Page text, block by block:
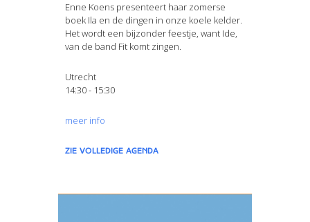
Enne Koens presenteert haar zomerse
boek Ila en de dingen in onze koele kelder.
Het wordt een bijzonder feestje, want Ide,
van de band Fit komt zingen.
Utrecht
14:30 - 15:30
meer info
zie volledige agenda